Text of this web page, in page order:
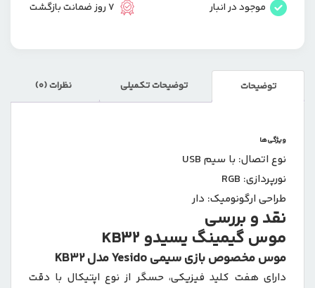
موجود در انبار 7 روز ضمانت بازگشت
توضیحات توضیحات تکمیلی نظرات (0)
ویژگی‌ها
نوع اتصال: با سیم USB
نورپردازی: RGB
طراحی ارگونومیک: دار
نقد و بررسی
موس گیمینگ یسیدو KB32
موس مخصوص بازی سیمی Yesido مدل KB32
دارای هفت کلید فیزیکی، حسگر از نوع اپتیکال با دقت